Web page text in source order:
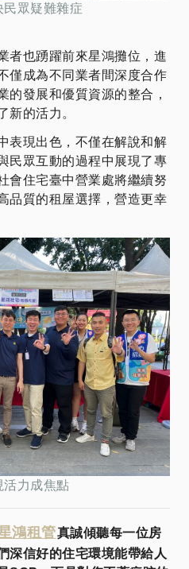
民眾疑難雜症
者也踴躍前來星鴻攤位，進
僅成為不同業者間深度合作
的發展和優質資源的整合，
新的活力。
表現出色，不僅在解說和解
民眾互動的過程中展現了專
會住宅臺中營業處將繼續努
品質的租屋選擇，營造更幸
活力成焦點
鴻租管真誠傾聽每一位房
深信好的住宅環境能帶給人